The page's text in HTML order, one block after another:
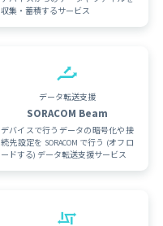
収集・蓄積するサービス
データ転送支援
SORACOM Beam
デバイスで行うデータの暗号化や接
続先設定を SORACOM で行う (オフロ
ードする) データ転送支援サービス